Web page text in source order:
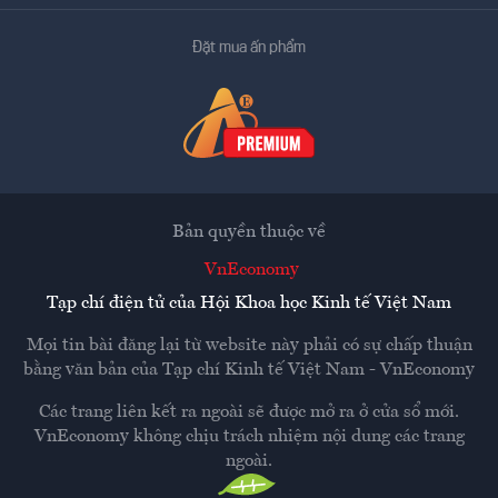
Đặt mua ấn phẩm
Bản quyền thuộc về
VnEconomy
Tạp chí điện tử của Hội Khoa học Kinh tế Việt Nam
Mọi tin bài đăng lại từ website này phải có sự chấp thuận
bằng văn bản của Tạp chí Kinh tế Việt Nam - VnEconomy
Các trang liên kết ra ngoài sẽ được mở ra ở cửa sổ mới.
VnEconomy không chịu trách nhiệm nội dung các trang
ngoài.